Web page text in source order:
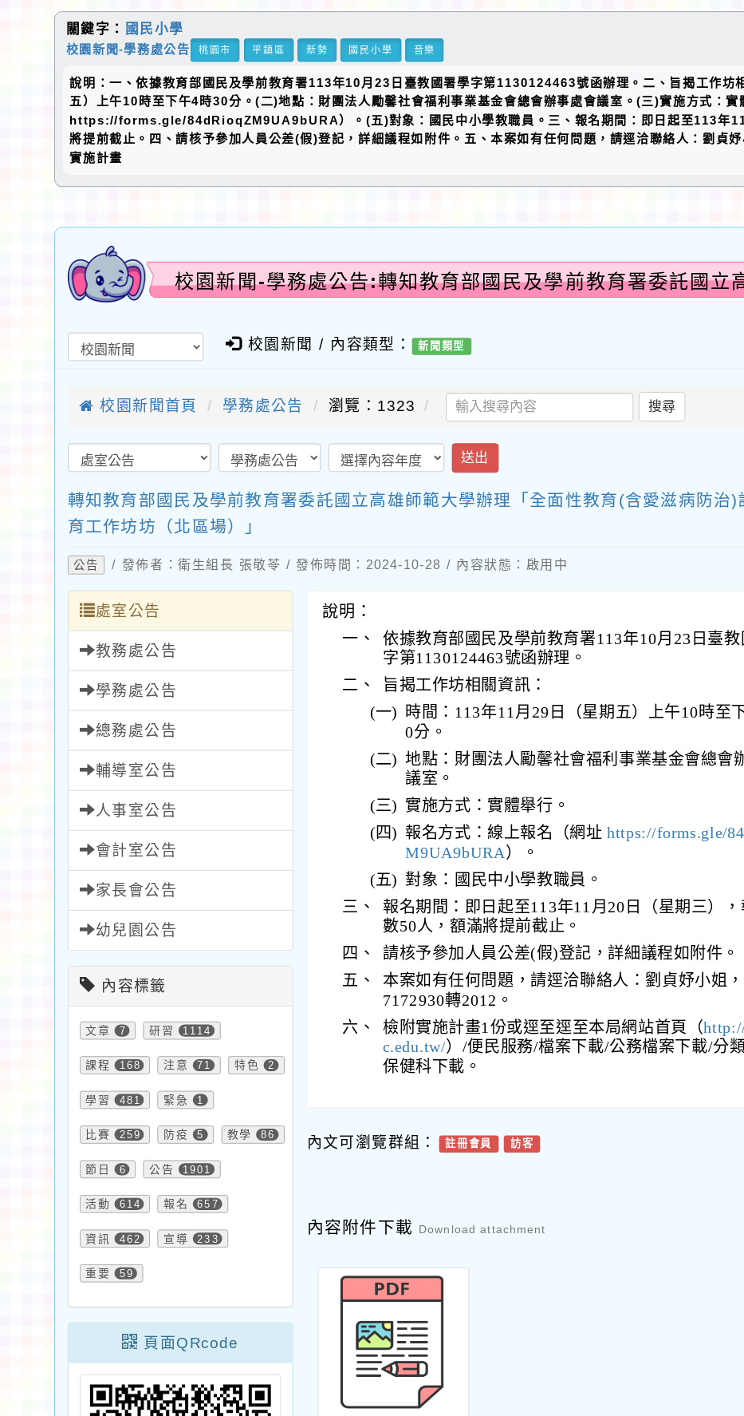
關鍵字： 國民小學
校園新聞-學務處公告 桃園市 平鎮區 新勢 國民小學 音樂
說明：一、依據教育部國民及學前教育署113年10月23日臺教國署學字第1130124463號函辦理。二、旨揭工作坊
五）上午10時至下午4時30分。(二)地點：財團法人勵馨社會福利事業基金會總會辦事處會議室。(三)實施方式：
https://forms.gle/84dRioqZM9UA9bURA）。(五)對象：國民中小學教職員。三、報名期間：即日起至113年
將提前截止。四、請核予參加人員公差(假)登記，詳細議程如附件。五、本案如有任何問題，請逕洽聯絡人：劉貞
實施計畫
校園新聞-學務處公告:轉知教育部國民及學前教育署委託國立
校園新聞 / 內容類型： 新聞類型
校園新聞首頁 學務處公告 瀏覽：1323 搜尋
送出
轉知教育部國民及學前教育署委託國立高雄師範大學辦理「全面性教育(含愛滋病防治
育工作坊坊（北區場）」
公告 / 發佈者：衛生組長 張敬苓 / 發佈時間：2024-10-28 / 內容狀態：啟用中
處室公告
教務處公告
學務處公告
總務處公告
輔導室公告
人事室公告
會計室公告
家長會公告
幼兒園公告
內容標籤
文章 7 研習 1114
課程 168 注意 71 特色 2
學習 481 緊急 1
比賽 259 防疫 5 教學 86
節日 6 公告 1901
活動 614 報名 657
資訊 462 宣導 233
重要 59
頁面QRcode
說明：
一、
依據教育部國民及學前教育署113年10月23日臺教
字第1130124463號函辦理。
二、
旨揭工作坊相關資訊：
(一) 時間：113年11月29日（星期五）上午10時至
0分。
(二) 地點：財團法人勵馨社會福利事業基金會總會
議室。
(三) 實施方式：實體舉行。
(四) 報名方式：線上報名（網址 https://forms.gle/
M9UA9bURA）。
(五) 對象：國民中小學教職員。
三、
報名期間：即日起至113年11月20日（星期三）
數50人，額滿將提前截止。
四、
請核予參加人員公差(假)登記，詳細議程如附件。
五、
本案如有任何問題，請逕洽聯絡人：劉貞妤小姐
7172930轉2012。
六、
檢附實施計畫1份或逕至逕至本局網站首頁（
c.edu.tw/）/便民服務/檔案下載/公務檔案下載/分
保健科下載。
內文可瀏覽群組： 註冊會員 訪客
內容附件下載 Download attachment